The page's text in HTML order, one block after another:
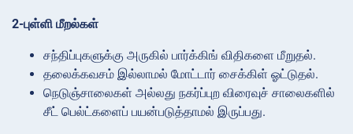
2-புள்ளி மீறல்கள்
சந்திப்புகளுக்கு அருகில் பார்க்கிங் விதிகளை மீறுதல்.
தலைக்கவசம் இல்லாமல் மோட்டார் சைக்கிள் ஓட்டுதல்.
நெடுஞ்சாலைகள் அல்லது நகர்ப்புற விரைவுச் சாலைகளில்
சீட் பெல்ட்களைப் பயன்படுத்தாமல் இருப்பது.